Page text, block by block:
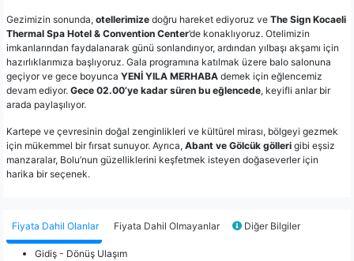
Gezimizin sonunda, otellerimize doğru hareket ediyoruz ve The Sign Kocaeli
Thermal Spa Hotel & Convention Center’de konaklıyoruz. Otelimizin
imkanlarından faydalanarak günü sonlandırıyor, ardından yılbaşı akşamı için
hazırlıklarımıza başlıyoruz. Gala programına katılmak üzere balo salonuna
geçiyor ve gece boyunca YENİ YILA MERHABA demek için eğlencemiz
devam ediyor. Gece 02.00’ye kadar süren bu eğlencede, keyifli anlar bir
arada paylaşılıyor.
Kartepe ve çevresinin doğal zenginlikleri ve kültürel mirası, bölgeyi gezmek
için mükemmel bir fırsat sunuyor. Ayrıca, Abant ve Gölcük gölleri gibi eşsiz
manzaralar, Bolu’nun güzelliklerini keşfetmek isteyen doğaseverler için
harika bir seçenek.
Fiyata Dahil Olanlar Fiyata Dahil Olmayanlar Diğer Bilgiler
Gidiş - Dönüş Ulaşım